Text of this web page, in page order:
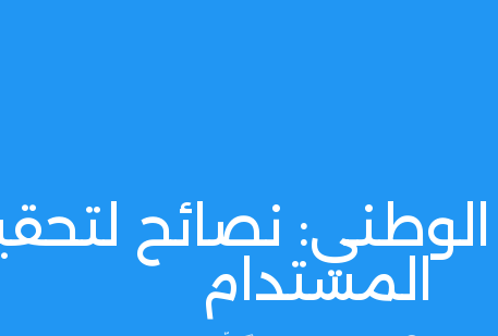
الوطني: نصائح
المستدام